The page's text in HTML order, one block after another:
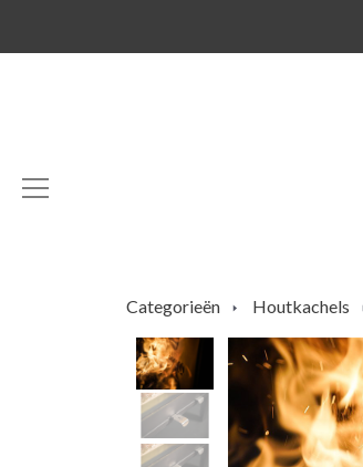
Categorieën Houtkachels